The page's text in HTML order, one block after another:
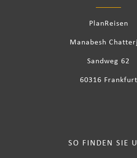
PlanReisen
Manabesh
Sandweg 62
60316 Frankfurt
SO FINDEN SIE